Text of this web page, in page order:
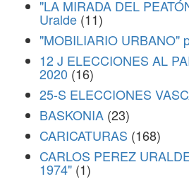
"LA MIRADA DEL
Uralde (11)
"MOBILIARIO URBANO"
12 J ELECCIONES AL
2020 (16)
25-S ELECCIONES
BASKONIA (23)
CARICATURAS (168)
CARLOS PEREZ
1974" (1)